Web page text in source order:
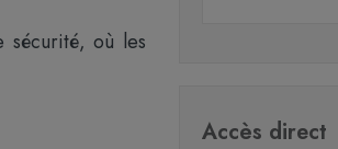
sécurité, où les
Accès direct